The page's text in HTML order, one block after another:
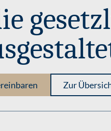
Zur